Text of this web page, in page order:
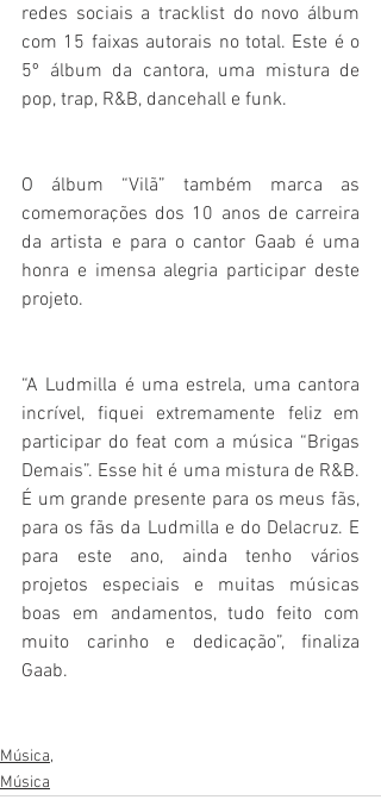
redes sociais a tracklist do novo álbum
com 15 faixas autorais no total. Este é o
5º álbum da cantora, uma mistura de
pop, trap, R&B, dancehall e funk.
O álbum “Vilã” também marca as
comemorações dos 10 anos de carreira
da artista e para o cantor Gaab é uma
honra e imensa alegria participar deste
projeto.
“A Ludmilla é uma estrela, uma cantora
incrível, fiquei extremamente feliz em
participar do feat com a música “Brigas
Demais”. Esse hit é uma mistura de R&B.
É um grande presente para os meus fãs,
para os fãs da Ludmilla e do Delacruz. E
para este ano, ainda tenho vários
projetos especiais e muitas músicas
boas em andamentos, tudo feito com
muito carinho e dedicação”, finaliza
Gaab.
Música,
Música